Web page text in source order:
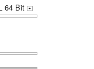
64 Bit +